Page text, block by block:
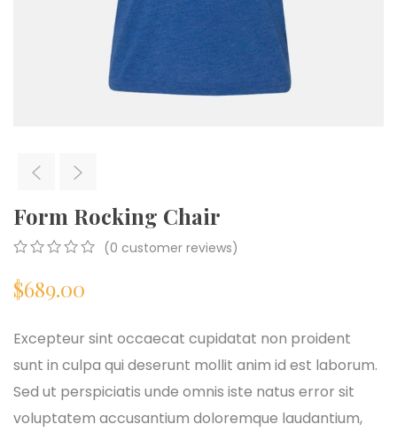
Form Rocking Chair
out
of
customer
ratings
(0 customer reviews)
$689.00
Excepteur sint occaecat cupidatat non proident
sunt in culpa qui deserunt mollit anim id est laborum.
Sed ut perspiciatis unde omnis iste natus error sit
voluptatem accusantium doloremque laudantium,